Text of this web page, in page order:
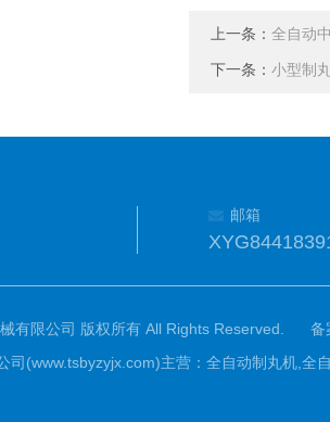
上一条： 全自动
下一条： 小型制
邮箱
有限公司 版权所有 All Rights Reserved.
备
司(www.tsbyzyjx.com)主营：全自动制丸机,